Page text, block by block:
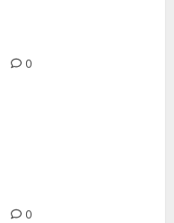
0
0